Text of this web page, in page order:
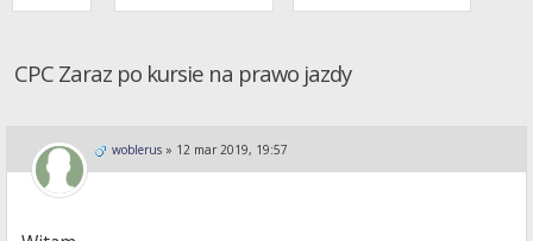
CPC Zaraz po kursie na prawo jazdy
woblerus » 12 mar 2019, 19:57